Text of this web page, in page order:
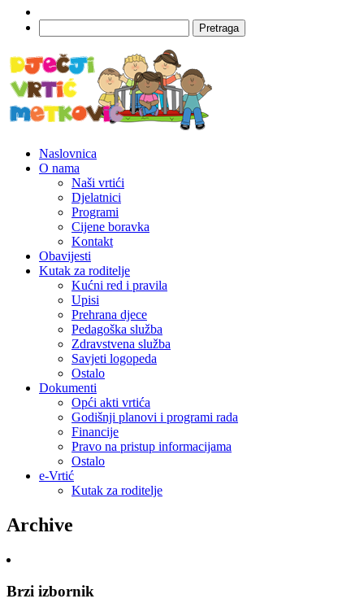
Naslovnica
O nama
Naši vrtići
Djelatnici
Programi
Cijene boravka
Kontakt
Obavijesti
Kutak za roditelje
Kućni red i pravila
Upisi
Prehrana djece
Pedagoška služba
Zdravstvena služba
Savjeti logopeda
Ostalo
Dokumenti
Opći akti vrtića
Godišnji planovi i programi rada
Financije
Pravo na pristup informacijama
Ostalo
e-Vrtić
Kutak za roditelje
Archive
Brzi izbornik